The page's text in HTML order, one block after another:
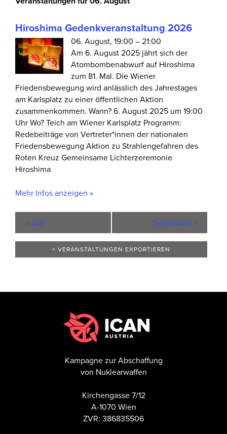
Hiroshima Gedenkveranstaltung 2026
06. August, 19:00 – 21:00
Am 6. August 2025 jährt sich der
Atombombenabwurf auf Hiroshima
zum 81. Mal. Die Wiener
Friedensbewegung wird anlässlich des Jahrestages
am Karlsplatz zu einer öffentlichen Aktion
zusammenkommen. Wann? 6. August 2025 um 19:00
Uhr Wo? Teich am Wiener Karlsplatz Programm:
Redebeiträge von Vertreter*innen der nationalen
Friedensbewegung Aktion zu Strahlengefahren des
Roten Kreuz Gemeinsame Lichterzeremonie
Hiroshima
Mehr Infos anzeigen »
«Juli September»
+ VERANSTALTUNGEN EXPORTIEREN
Kampagne zur Abschaffung
von Nuklearwaffen
Kirchengasse 7/12
A-1070 Wien
ZVR: 386835506